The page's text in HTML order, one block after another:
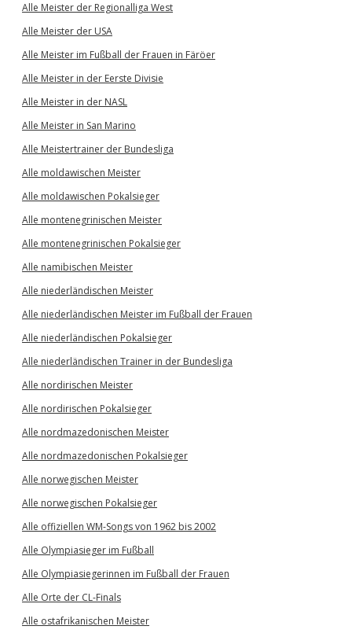
Alle Meister der Regionalliga West
Alle Meister der USA
Alle Meister im Fußball der Frauen in Färöer
Alle Meister in der Eerste Divisie
Alle Meister in der NASL
Alle Meister in San Marino
Alle Meistertrainer der Bundesliga
Alle moldawischen Meister
Alle moldawischen Pokalsieger
Alle montenegrinischen Meister
Alle montenegrinischen Pokalsieger
Alle namibischen Meister
Alle niederländischen Meister
Alle niederländischen Meister im Fußball der Frauen
Alle niederländischen Pokalsieger
Alle niederländischen Trainer in der Bundesliga
Alle nordirischen Meister
Alle nordirischen Pokalsieger
Alle nordmazedonischen Meister
Alle nordmazedonischen Pokalsieger
Alle norwegischen Meister
Alle norwegischen Pokalsieger
Alle offiziellen WM-Songs von 1962 bis 2002
Alle Olympiasieger im Fußball
Alle Olympiasiegerinnen im Fußball der Frauen
Alle Orte der CL-Finals
Alle ostafrikanischen Meister